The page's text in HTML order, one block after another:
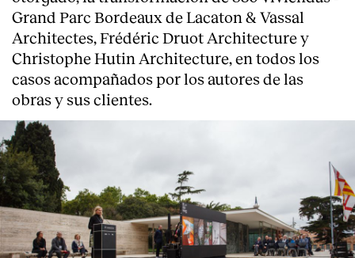
Grand Parc Bordeaux de Lacaton & Vassal
Architectes, Frédéric Druot Architecture y
Christophe Hutin Architecture, en todos los
casos acompañados por los autores de las
obras y sus clientes.